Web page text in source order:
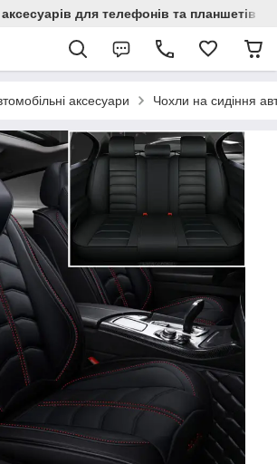
аксесуарів для телефонів та планшетів
аксесуари Чохли на сидіння